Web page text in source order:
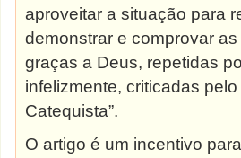
aproveitar a situação para
demonstrar e comprovar
graças a Deus, repetidas
infelizmente, criticadas pelo
Catequista”.
O artigo é um incentivo